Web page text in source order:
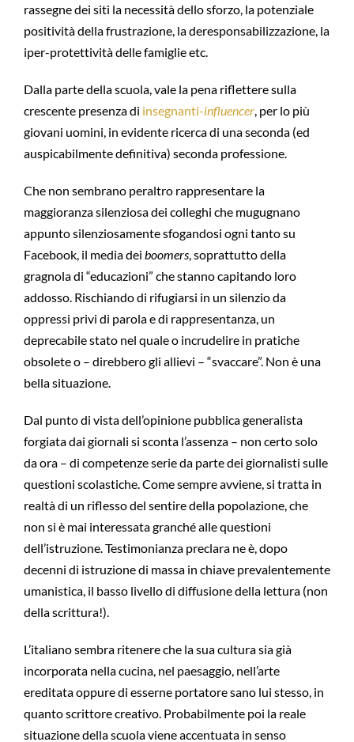
rassegne dei siti la necessità dello sforzo, la potenziale
positività della frustrazione, la deresponsabilizzazione, la
iper-protettività delle famiglie etc.
Dalla parte della scuola, vale la pena riflettere sulla
crescente presenza di insegnanti-influencer, per lo più
giovani uomini, in evidente ricerca di una seconda (ed
auspicabilmente definitiva) seconda professione.
Che non sembrano peraltro rappresentare la
maggioranza silenziosa dei colleghi che mugugnano
appunto silenziosamente sfogandosi ogni tanto su
Facebook, il media dei boomers, soprattutto della
gragnola di “educazioni” che stanno capitando loro
addosso. Rischiando di rifugiarsi in un silenzio da
oppressi privi di parola e di rappresentanza, un
deprecabile stato nel quale o incrudelire in pratiche
obsolete o – direbbero gli allievi – “svaccare”. Non è una
bella situazione.
Dal punto di vista dell’opinione pubblica generalista
forgiata dai giornali si sconta l’assenza – non certo solo
da ora – di competenze serie da parte dei giornalisti sulle
questioni scolastiche. Come sempre avviene, si tratta in
realtà di un riflesso del sentire della popolazione, che
non si è mai interessata granché alle questioni
dell’istruzione. Testimonianza preclara ne è, dopo
decenni di istruzione di massa in chiave prevalentemente
umanistica, il basso livello di diffusione della lettura (non
della scrittura!).
L’italiano sembra ritenere che la sua cultura sia già
incorporata nella cucina, nel paesaggio, nell’arte
ereditata oppure di esserne portatore sano lui stesso, in
quanto scrittore creativo. Probabilmente poi la reale
situazione della scuola viene accentuata in senso